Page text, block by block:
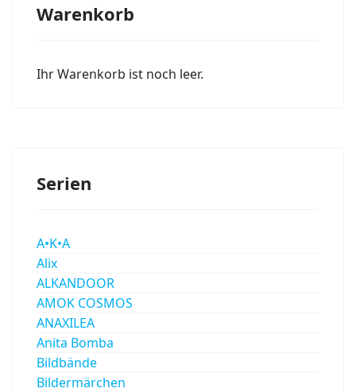
Warenkorb
Ihr Warenkorb ist noch leer.
Serien
A•K•A
Alix
ALKANDOOR
AMOK COSMOS
ANAXILEA
Anita Bomba
Bildbände
Bildermärchen